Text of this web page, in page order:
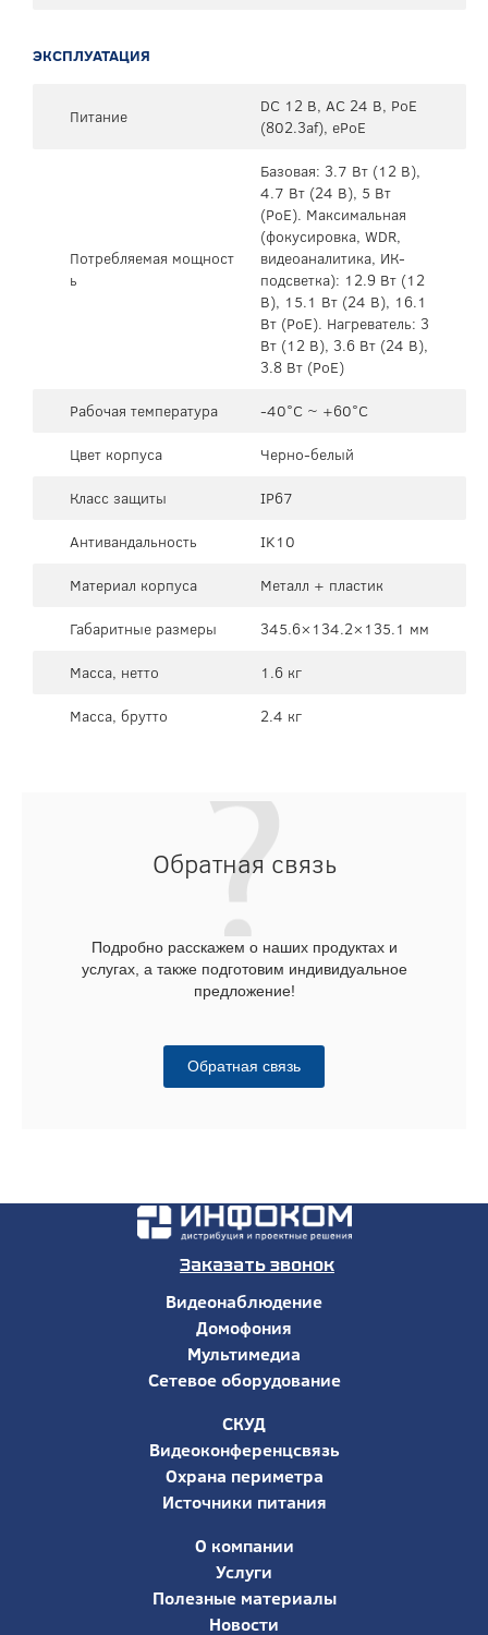
ЭКСПЛУАТАЦИЯ
Питание
DC 12 В, AC 24 В, PoE
(802.3af), ePoE
Потребляемая мощност
ь
Базовая: 3.7 Вт (12 В),
4.7 Вт (24 В), 5 Вт
(PoE). Максимальная
(фокусировка, WDR,
видеоаналитика, ИК-
подсветка): 12.9 Вт (12
В), 15.1 Вт (24 В), 16.1
Вт (PoE). Нагреватель: 3
Вт (12 В), 3.6 Вт (24 В),
3.8 Вт (PoE)
Рабочая температура
-40°C ~ +60°C
Цвет корпуса
Черно-белый
Класс защиты
IP67
Антивандальность
IK10
Материал корпуса
Металл + пластик
Габаритные размеры
345.6×134.2×135.1 мм
Масса, нетто
1.6 кг
Масса, брутто
2.4 кг
Обратная связь
Подробно расскажем о наших продуктах и
услугах, а также подготовим индивидуальное
предложение!
Обратная связь
Заказать звонок
Видеонаблюдение
Домофония
Мультимедиа
Сетевое оборудование
СКУД
Видеоконференцсвязь
Охрана периметра
Источники питания
О компании
Услуги
Полезные материалы
Новости